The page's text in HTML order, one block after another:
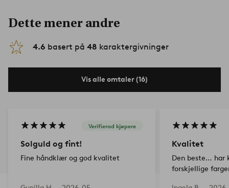
Dette mener andre
4.6 basert på 48 karaktergivninger
Vis alle omtaler (16)
Verifierad kjøpere
Solguld og fint!
Fine håndklær og god kvalitet
Kvalitet
Den beste… har
forskjellige